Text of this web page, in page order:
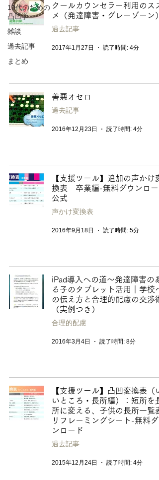
10代のための
凸凹学
雑談
過去記事
まとめ
クールカウンセラー利用のスス
メ（発達障害・グレーゾーン）
過去記事
2017年1月27日 読了時間: 4分
善悪オセロ
過去記事
2016年12月23日 読了時間: 4分
【支援ツール】追加の声かけ変
換表 卒業編-無料ダウンロー
公式
声かけ変換表
2016年9月18日 読了時間: 5分
iPad導入への道〜発達障害のあ
る子のタブレット活用｜学校へ
の伝え方と合理的配慮の交渉術
（実例つき）
合理的配慮
2016年3月4日 読了時間: 8分
【支援ツール】凸凹変換表（い
いところ・長所編）：短所を長
所に変える、子供の長所一覧表
リフレーミングシート-無料ダ
ンロード
過去記事
2015年12月24日 読了時間: 4分